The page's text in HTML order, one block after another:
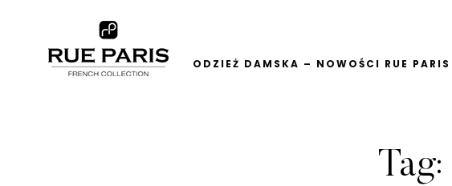
ODZIEŻ DAMSKA – NOWOŚCI RUE PARIS
Tag: